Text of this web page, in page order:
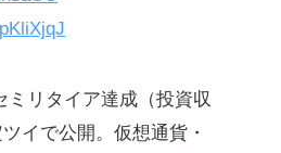
リタイア達成（投資収
イで公開。仮想通貨・